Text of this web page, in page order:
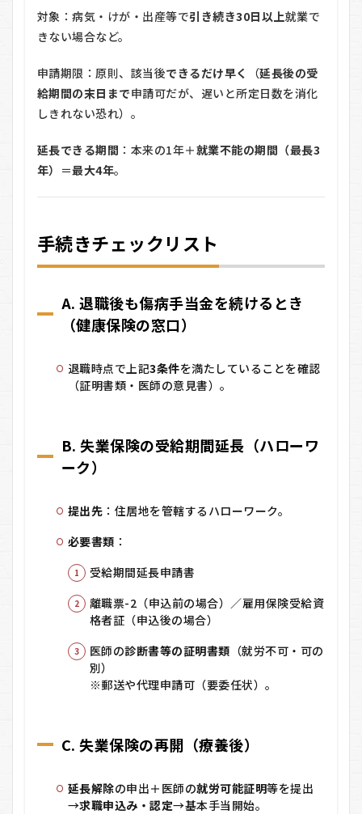
（ハ
ワー
6.3
C. 失
業保
再開
（療
養
ある
誤
解・
し穴
Q&A
ちが
方）
9
ル
ト
9.1
げの
チェ
可）
対象：病気・けが・出産等で引き続き30日以上就業で
きない場合など。
申請期限：原則、該当後できるだけ早く （延長後の受
給期間の末日まで申請可だが、遅いと所定日数を消化
しきれない恐れ）。
延長できる期間 ：本来の1年＋就業不能の期間（最長3
年） ＝最大4年。
手続きチェックリスト
A. 退職後も傷病手当金を続けるとき
（健康保険の窓口）
退職時点で上記3条件を満たしていることを確認
（証明書類・医師の意見書）。
B. 失業保険の受給期間延長 （ハローワ
ーク）
提出先 ：住居地を管轄するハローワーク。
必要書類 ：
受給期間延長申請書
離職票-2（申込前の場合）／雇用保険受給資
格者証（申込後の場合）
医師の診断書等の証明書類 （就労不可・可の
別）
※郵送や代理申請可（要委任状）。
C. 失業保険の再開 （療養後）
延長解除の申出＋医師の就労可能証明等を提出
→求職申込み・認定→基本手当開始。